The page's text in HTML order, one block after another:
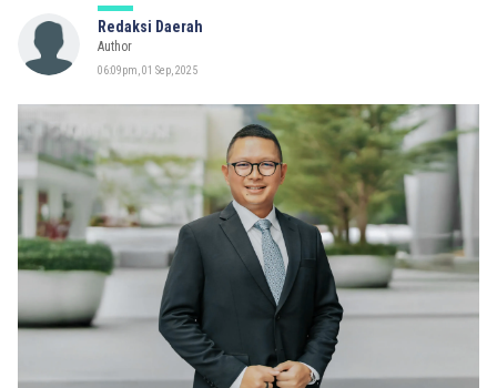
Redaksi Daerah
Author
06:09pm, 01 Sep, 2025